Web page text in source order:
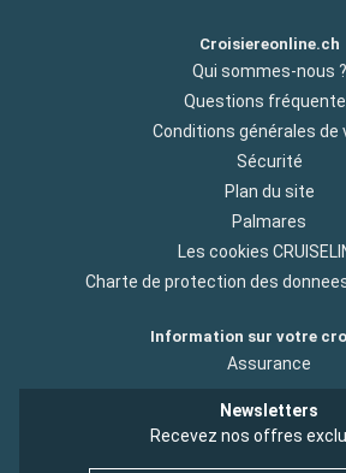
Croisiereonline.ch
Qui sommes-nous ?
Questions
Conditions générales de
Sécurité
Plan du site
Palmares
Les cookies
Charte de protection des
Information sur votre
Assurance
Newsletters
Recevez nos offres